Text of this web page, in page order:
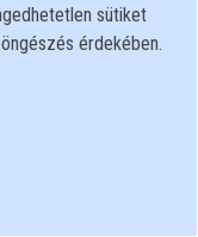
sütiket
érdekében.